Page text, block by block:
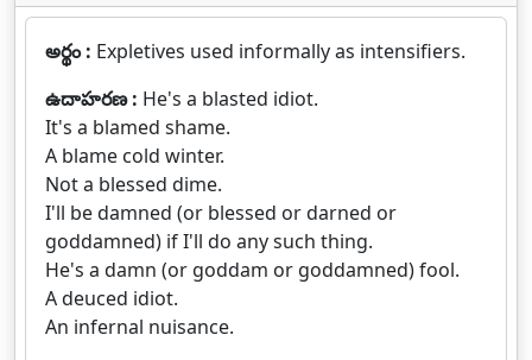
అర్థం : Expletives used informally as intensifiers.
ఉదాహరణ : He's a blasted idiot.
It's a blamed shame.
A blame cold winter.
Not a blessed dime.
I'll be damned (or blessed or darned or
goddamned) if I'll do any such thing.
He's a damn (or goddam or goddamned) fool.
A deuced idiot.
An infernal nuisance.